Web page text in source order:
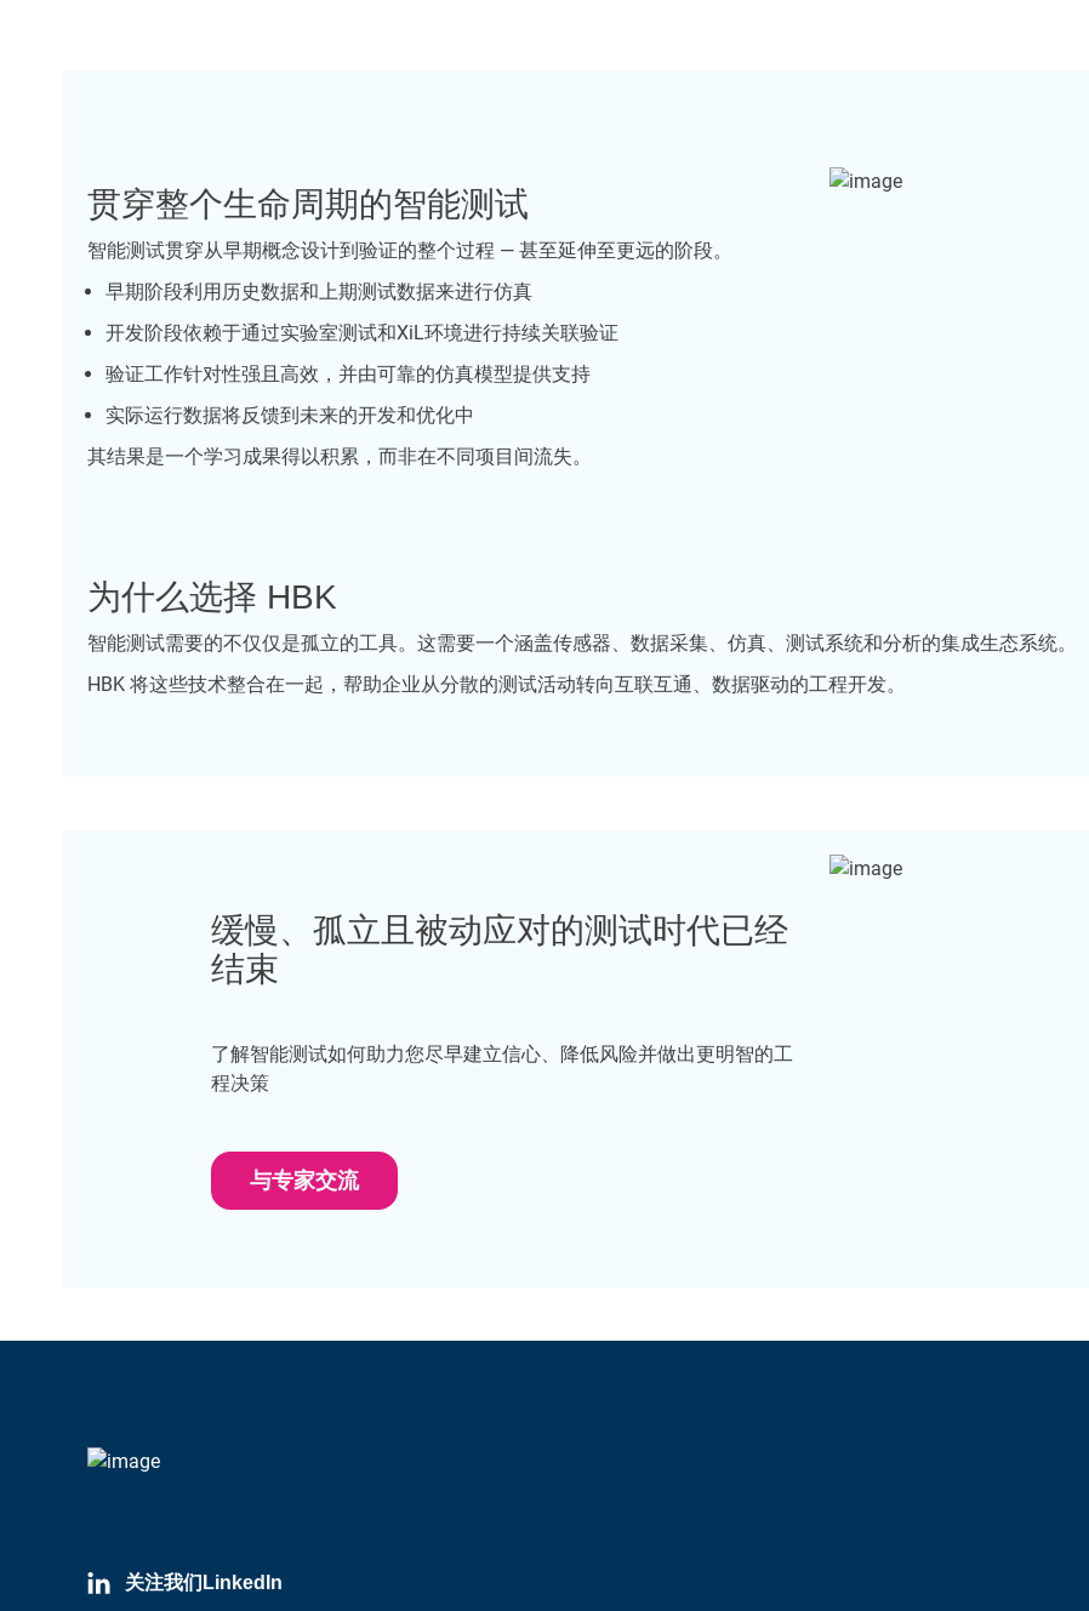
贯穿整个生命周期的智能测试
智能测试贯穿从早期概念设计到验证的整个过程 — 甚至延伸至更远的阶段。
早期阶段利用历史数据和上期测试数据来进行仿真
开发阶段依赖于通过实验室测试和XiL环境进行持续关联验证
验证工作针对性强且高效，并由可靠的仿真模型提供支持
实际运行数据将反馈到未来的开发和优化中
其结果是一个学习成果得以积累，而非在不同项目间流失。
为什么选择 HBK
智能测试需要的不仅仅是孤立的工具。这需要一个涵盖传感器、数据采集、仿真、测试系统和分析的集成生态系统。
HBK 将这些技术整合在一起，帮助企业从分散的测试活动转向互联互通、数据驱动的工程开发。
缓慢、孤立且被动应对的测试时代已经
结束
了解智能测试如何助力您尽早建立信心、降低风险并做出更明智的工
程决策
与专家交流
关注我们LinkedIn